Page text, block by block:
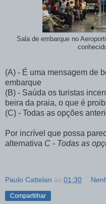
Sala de embarque no
(A) - É uma mensagem de
embarque
(B) - Saúda os turistas
beira da praia, o que é
(C) - Todas as opções
Por incrível que possa
alternativa C - Todas as
Paulo Cattelan às 01:30
Compartilhar